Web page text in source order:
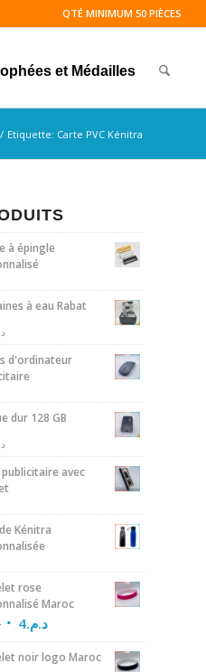
QTÉ MINIMUM 50 PIÈCES
et Médailles
/ Etiquette: Carte PVC Kénitra
à épingle
à eau Rabat
d'ordinateur
dur 128 GB
avec
Kénitra
rose
Maroc
د.م.4
noir logo Maroc